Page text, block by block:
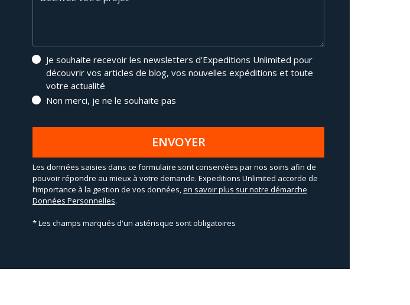
Je souhaite recevoir les newsletters d'Expeditions Unlimited pour
découvrir vos articles de blog, vos nouvelles expéditions et toute
votre actualité
Non merci, je ne le souhaite pas
ENVOYER
Les données saisies dans ce formulaire sont conservées par nos soins afin de
pouvoir répondre au mieux à votre demande. Expeditions Unlimited accorde de
l’importance à la gestion de vos données,en savoir plus sur notre démarche
Données Personnelles.
* Les champs marqués d'un astérisque sont obligatoires